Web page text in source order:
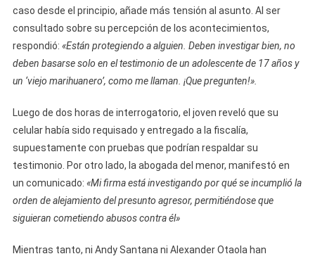
caso desde el principio, añade más tensión al asunto. Al ser
consultado sobre su percepción de los acontecimientos,
respondió: «Están protegiendo a alguien. Deben investigar bien, no
deben basarse solo en el testimonio de un adolescente de 17 años y
un ‘viejo marihuanero’, como me llaman. ¡Que pregunten!».
Luego de dos horas de interrogatorio, el joven reveló que su
celular había sido requisado y entregado a la fiscalía,
supuestamente con pruebas que podrían respaldar su
testimonio. Por otro lado, la abogada del menor, manifestó en
un comunicado: «Mi firma está investigando por qué se incumplió la
orden de alejamiento del presunto agresor, permitiéndose que
siguieran cometiendo abusos contra él»
Mientras tanto, ni Andy Santana ni Alexander Otaola han